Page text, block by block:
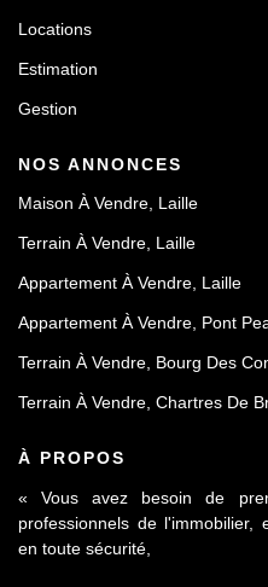
Locations
Estimation
Gestion
NOS ANNONCES
Maison À Vendre, Laille
Terrain À Vendre, Laille
Appartement À Vendre, Laille
Appartement À Vendre, Pont
Terrain À Vendre, Bourg Des
Terrain À Vendre, Chartres De
À PROPOS
« Vous avez besoin de
professionnels de l'immobilier,
en toute sécurité,